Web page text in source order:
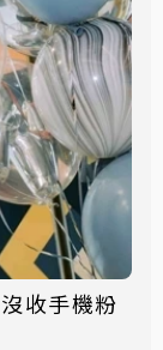
收手機粉